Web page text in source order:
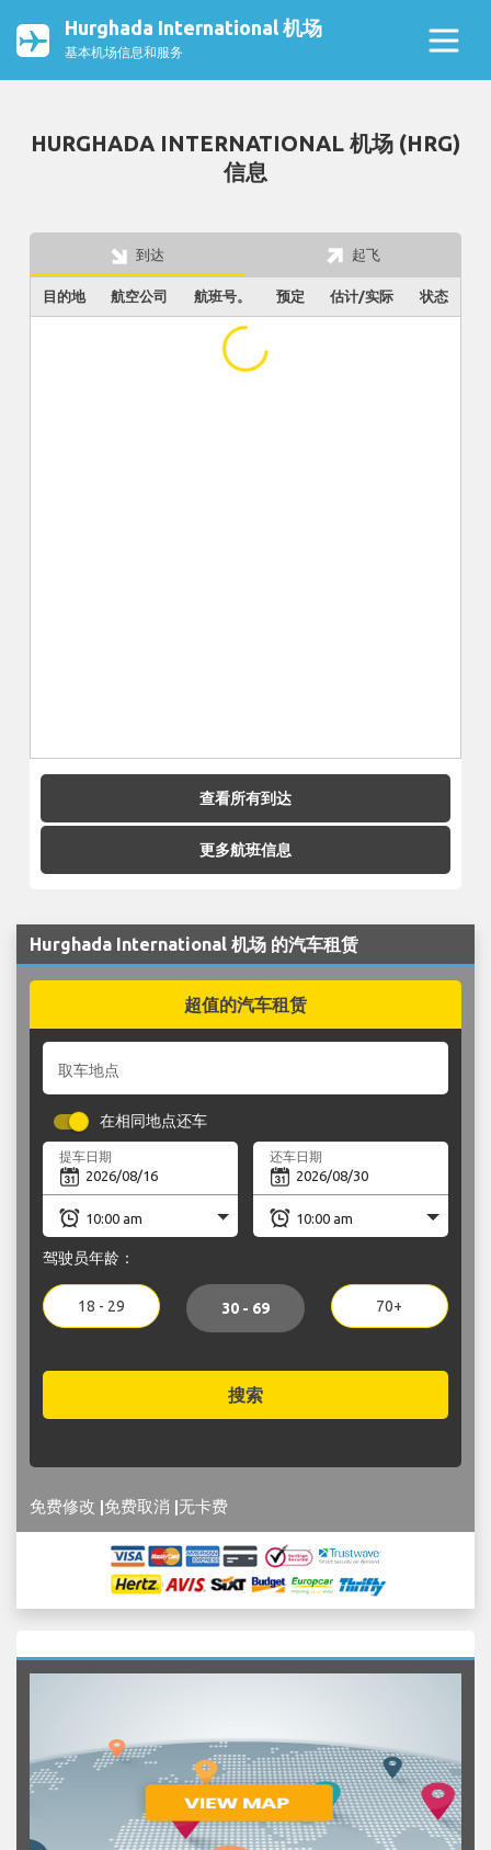
Hurghada International 机场
基本机场信息和服务
HURGHADA INTERNATIONAL 机场 (HRG)
信息
到达 起飞
目的地 航空公司 航班号。 预定 估计/实际 状态
...
查看所有到达
更多航班信息
Hurghada International 机场 的汽车租赁
超值的汽车租赁
取车地点
在相同地点还车
提车日期 还车日期
驾驶员年龄：
18 - 29 30 - 69 70+
搜索
免费修改 |免费取消 |无卡费